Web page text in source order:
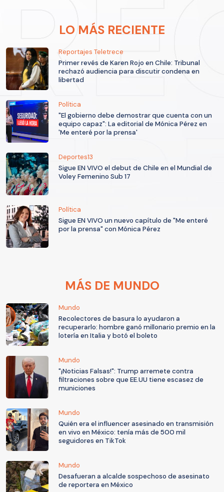
LO MÁS RECIENTE
Reportajes Teletrece
Primer revés de Karen Rojo en Chile: Tribunal
rechazó audiencia para discutir condena en
libertad
Política
"El gobierno debe demostrar que cuenta con un
equipo capaz": La editorial de Mónica Pérez en
'Me enteré por la prensa'
Deportes13
Sigue EN VIVO el debut de Chile en el Mundial de
Voley Femenino Sub 17
Política
Sigue EN VIVO un nuevo capítulo de "Me enteré
por la prensa" con Mónica Pérez
MÁS DE MUNDO
Mundo
Recolectores de basura lo ayudaron a
recuperarlo: hombre ganó millonario premio en la
lotería en Italia y botó el boleto
Mundo
"¡Noticias Falsas!": Trump arremete contra
filtraciones sobre que EE.UU tiene escasez de
municiones
Mundo
Quién era el influencer asesinado en transmisión
en vivo en México: tenía más de 500 mil
seguidores en TikTok
Mundo
Desafueran a alcalde sospechoso de asesinato
de reportera en México